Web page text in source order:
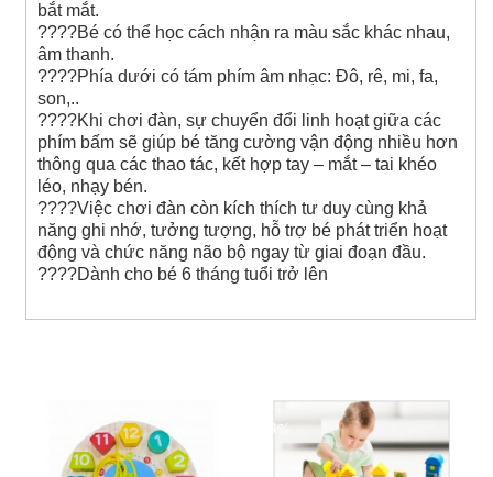
bắt mắt.
????Bé có thể học cách nhận ra màu sắc khác nhau,
âm thanh.
????Phía dưới có tám phím âm nhạc: Đô, rê, mi, fa,
son,..
????Khi chơi đàn, sự chuyển đổi linh hoạt giữa các
phím bấm sẽ giúp bé tăng cường vận động nhiều hơn
thông qua các thao tác, kết hợp tay – mắt – tai khéo
léo, nhạy bén.
????Việc chơi đàn còn kích thích tư duy cùng khả
năng ghi nhớ, tưởng tượng, hỗ trợ bé phát triển hoạt
động và chức năng não bộ ngay từ giai đoạn đầu.
????Dành cho bé 6 tháng tuổi trở lên
-33%